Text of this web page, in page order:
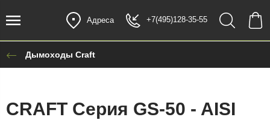
Адреса +7(495)128-35-55
Дымоходы Craft
CRAFT Cерия GS-50 - AISI